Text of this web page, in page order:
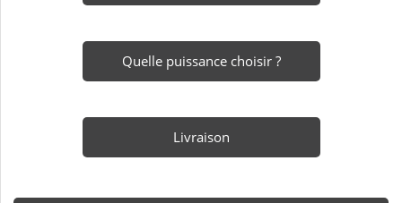
Quelle puissance choisir ?
Livraison